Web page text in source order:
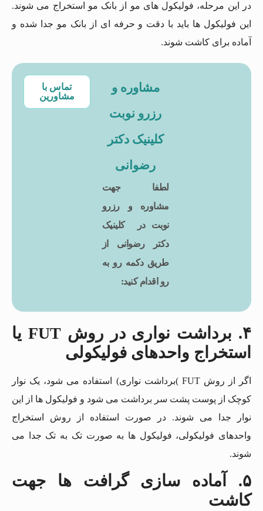
در این مرحله، فولیکول های مو از بانک مو استخراج می شوند.
این فولیکول ها باید با دقت و حرفه ای از بانک مو جدا شده و
آماده برای کاشت شوند.
مشاوره و
رزرو نوبت
کلینیک دکتر
رضوانی
لطفا جهت
مشاوره و رزرو
نوبت در کلینیک
دکتر رضوانی از
طریق دکمه رو به
رو اقدام کنید:
تماس با
مشاورین
۴. برداشت نواری در روش FUT
یا
استخراج واحدهای فولیکولی
اگر از روش FUT )برداشت نواری) استفاده می شود، یک نوار
کوچک از پوست پشت سر برداشت می شود و فولیکول ها از این
نوار جدا می شوند. در صورت استفاده از روش استخراج
واحدهای فولیکولی، فولیکول ها به صورت تک به تک جدا می
شوند.
۵. آماده سازی گرافت ها جهت
کاشت